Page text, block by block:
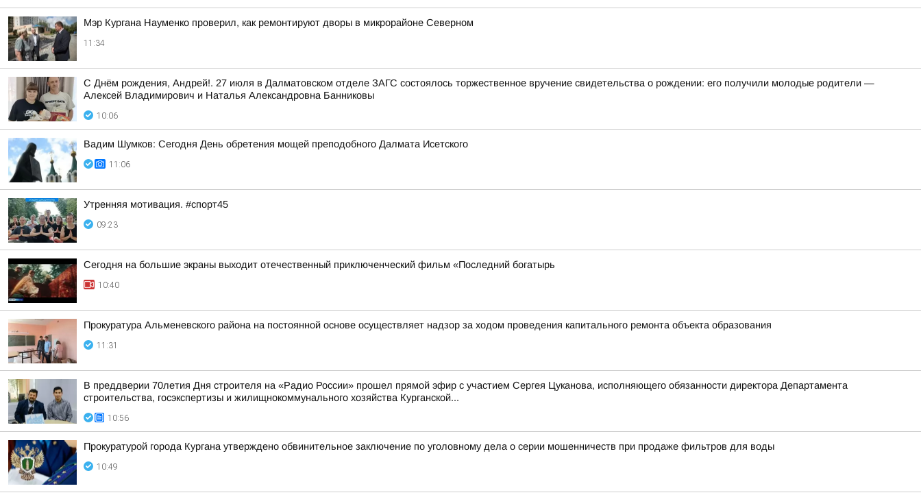
Мэр Кургана Науменко проверил, как ремонтируют дворы в микрорайоне Северном
11:34
С Днём рождения, Андрей!. 27 июля в Далматовском отделе ЗАГС состоялось торжественное вручение свидетельства о рождении: его получили молодые родители —
Алексей Владимирович и Наталья Александровна Банниковы
10:06
Вадим Шумков: Сегодня День обретения мощей преподобного Далмата Исетского
11:06
Утренняя мотивация. #спорт45
09:23
Сегодня на большие экраны выходит отечественный приключенческий фильм «Последний богатырь
10:40
Прокуратура Альменевского района на постоянной основе осуществляет надзор за ходом проведения капитального ремонта объекта образования
11:31
В преддверии 70летия Дня строителя на «Радио России» прошел прямой эфир с участием Сергея Цуканова, исполняющего обязанности директора Департамента
строительства, госэкспертизы и жилищнокоммунального хозяйства Курганской...
10:56
Прокуратурой города Кургана утверждено обвинительное заключение по уголовному дела о серии мошенничеств при продаже фильтров для воды
10:49